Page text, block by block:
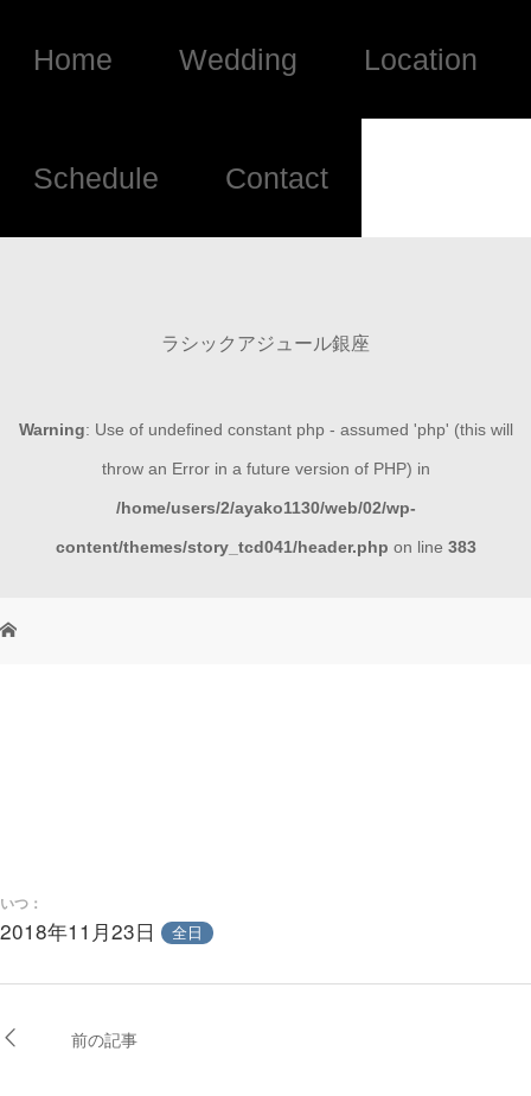
Home Wedding Location
Schedule Contact
ラシックアジュール銀座
Warning: Use of undefined constant php - assumed 'php' (this will
throw an Error in a future version of PHP) in
/home/users/2/ayako1130/web/02/wp-
content/themes/story_tcd041/header.php on line 383
いつ：
2018年11月23日 全日
前の記事